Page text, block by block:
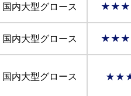
国内大型グロース
国内大型グロース
国内大型グロース